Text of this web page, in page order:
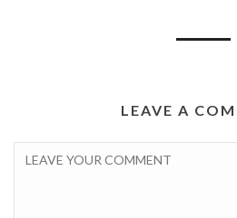
LEAVE A